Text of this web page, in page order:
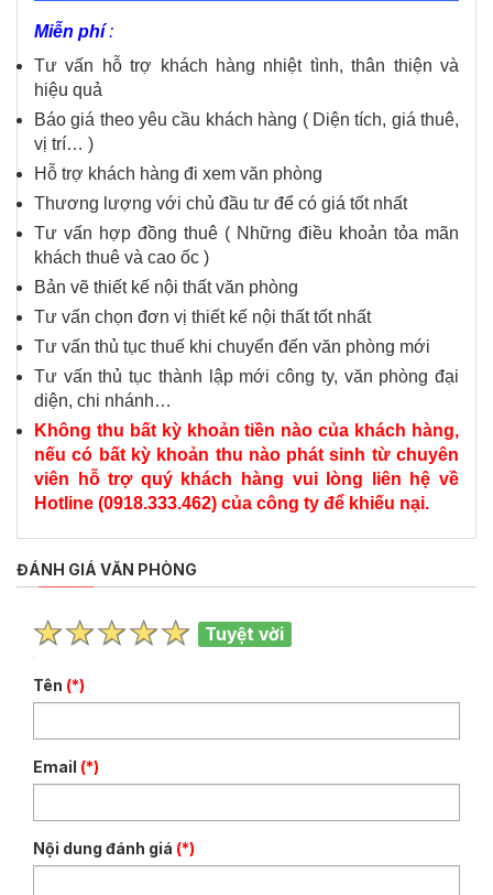
Miễn phí:
Tư vấn hỗ trợ khách hàng nhiệt tình, thân thiện và
hiệu quả
Báo giá theo yêu cầu khách hàng ( Diện tích, giá thuê,
vị trí… )
Hỗ trợ khách hàng đi xem văn phòng
Thương lượng với chủ đầu tư để có giá tốt nhất
Tư vấn hợp đồng thuê ( Những điều khoản tỏa mãn
khách thuê và cao ốc )
Bản vẽ thiết kế nội thất văn phòng
Tư vấn chọn đơn vị thiết kế nội thất tốt nhất
Tư vấn thủ tục thuế khi chuyển đến văn phòng mới
Tư vấn thủ tục thành lập mới công ty, văn phòng đại
diện, chi nhánh…
Không thu bất kỳ khoản tiền nào của khách hàng,
nếu có bất kỳ khoản thu nào phát sinh từ chuyên
viên hỗ trợ quý khách hàng vui lòng liên hệ về
Hotline (0918.333.462) của công ty để khiếu nại.
ĐÁNH GIÁ VĂN PHÒNG
Tuyệt vời
Tên (*)
Email (*)
Nội dung đánh giá (*)